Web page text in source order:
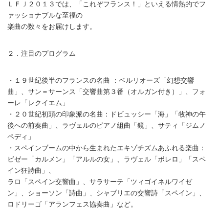
ＬＦＪ２０１３では、「これぞフランス！」といえる情熱的でフ
ァッショナブルな至福の
楽曲の数々をお届けします。
２．注目のプログラム
・１９世紀後半のフランスの名曲 ：ベルリオーズ「幻想交響
曲」、サン＝サーンス「交響曲第３番（オルガン付き）」、フォ
ーレ「レクイエム」
・２０世紀初頭の印象派の名曲：ドビュッシー「海」「牧神の午
後への前奏曲」、ラヴェルのピアノ組曲「鏡」、サティ「ジムノ
ペディ」
・スペインブームの中から生まれたエキゾチズムあふれる楽曲：
ビゼー「カルメン」「アルルの女」、ラヴェル「ボレロ」「スペ
イン狂詩曲」、
ラロ「スペイン交響曲」、サラサーテ「ツィゴイネルワイゼ
ン」、ショーソン「詩曲」、シャブリエの交響詩「スペイン」、
ロドリーゴ「アランフェス協奏曲」など。